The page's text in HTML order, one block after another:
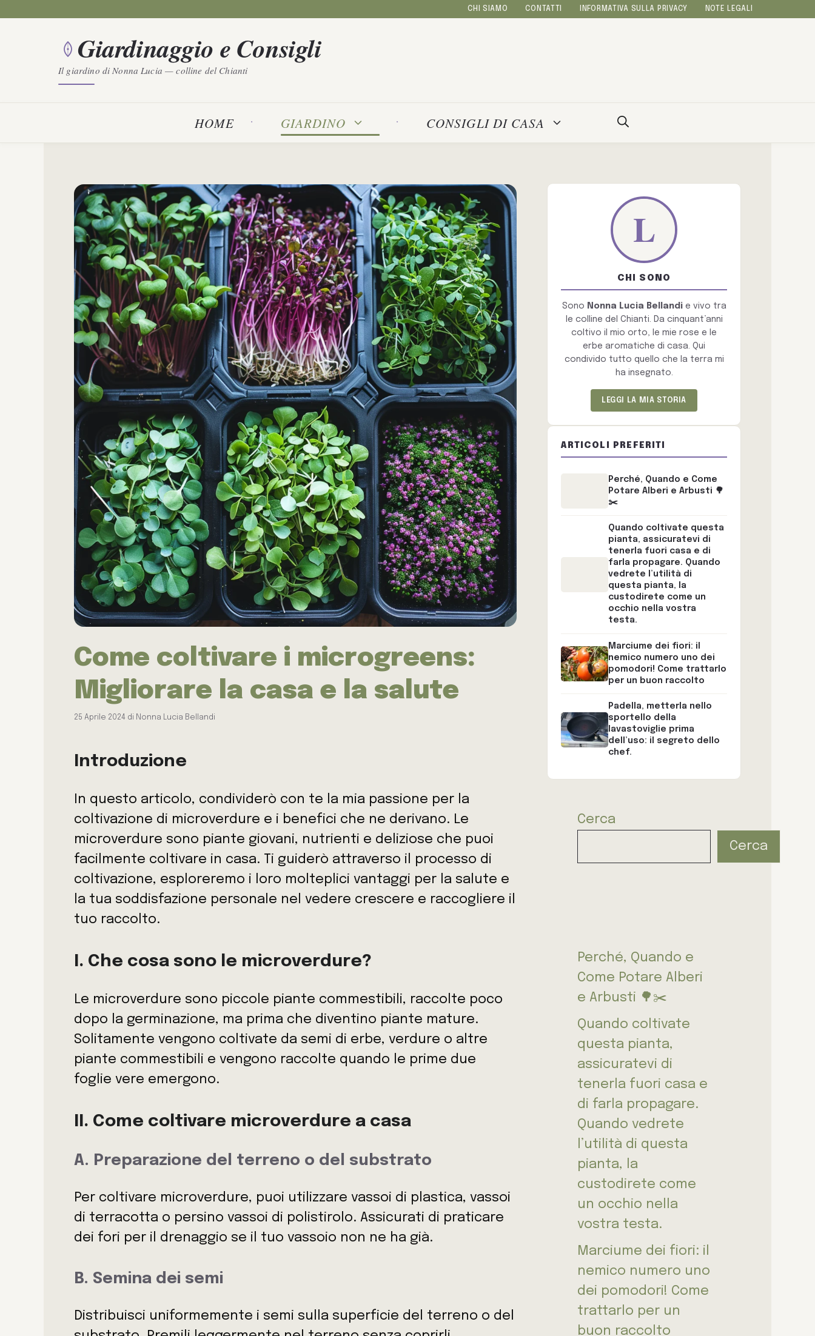
contenuto
CHI SIAMO CONTATTI INFORMATIVA SULLA PRIVACY NOTE LEGALI
Giardinaggio e Consigli
Il giardino di Nonna Lucia — colline del Chianti
HOME GIARDINO CONSIGLI DI CASA
Come coltivare i microgreens:
Migliorare la casa e la salute
25 Aprile 2024 di Nonna Lucia Bellandi
Introduzione
In questo articolo, condividerò con te la mia passione per la
coltivazione di microverdure e i benefici che ne derivano. Le
microverdure sono piante giovani, nutrienti e deliziose che puoi
facilmente coltivare in casa. Ti guiderò attraverso il processo di
coltivazione, esploreremo i loro molteplici vantaggi per la salute e
la tua soddisfazione personale nel vedere crescere e raccogliere il
tuo raccolto.
I. Che cosa sono le microverdure?
Le microverdure sono piccole piante commestibili, raccolte poco
dopo la germinazione, ma prima che diventino piante mature.
Solitamente vengono coltivate da semi di erbe, verdure o altre
piante commestibili e vengono raccolte quando le prime due
foglie vere emergono.
II. Come coltivare microverdure a casa
A. Preparazione del terreno o del substrato
Per coltivare microverdure, puoi utilizzare vassoi di plastica, vassoi
di terracotta o persino vassoi di polistirolo. Assicurati di praticare
dei fori per il drenaggio se il tuo vassoio non ne ha già.
B. Semina dei semi
Distribuisci uniformemente i semi sulla superficie del terreno o del
CHI SONO
Sono Nonna Lucia Bellandie vivo tra
le colline del Chianti. Da cinquant’anni
coltivo il mio orto, le mie rose e le
erbe aromatiche di casa. Qui
condivido tutto quello che la terra mi
ha insegnato.
LEGGI LA MIA STORIA
ARTICOLI PREFERITI
Perché, Quando e Come
Potare Alberi e Arbusti 🌳
✂️
Quando coltivate questa
pianta, assicuratevi di
tenerla fuori casa e di
farla propagare. Quando
vedrete l’utilità di
questa pianta, la
custodirete come un
occhio nella vostra
testa.
Marciume dei fiori: il
nemico numero uno dei
pomodori! Come trattarlo
per un buon raccolto
Padella, metterla nello
sportello della
lavastoviglie prima
dell’uso: il segreto dello
chef.
Cerca
Cerca
Perché, Quando e
Come Potare Alberi
e Arbusti 🌳✂️
Quando coltivate
questa pianta,
assicuratevi di
tenerla fuori casa e
di farla propagare.
Quando vedrete
l’utilità di questa
pianta, la
custodirete come
un occhio nella
vostra testa.
Marciume dei fiori: il
nemico numero uno
dei pomodori! Come
trattarlo per un
buon raccolto